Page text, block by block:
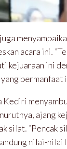
acara ini.
kejuaraan ini
bermanfaat
ajang
silat. “Pencak
nilai-nilai